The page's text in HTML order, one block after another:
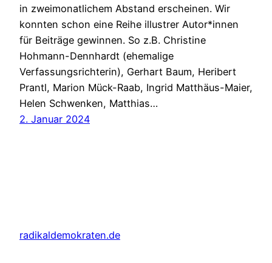
in zweimonatlichem Abstand erscheinen. Wir
konnten schon eine Reihe illustrer Autor*innen
für Beiträge gewinnen. So z.B. Christine
Hohmann-Dennhardt (ehemalige
Verfassungsrichterin), Gerhart Baum, Heribert
Prantl, Marion Mück-Raab, Ingrid Matthäus-Maier,
Helen Schwenken, Matthias…
2. Januar 2024
radikaldemokraten.de